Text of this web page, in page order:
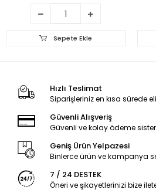
Sepete Ekle
Hızlı Teslimat
Siparişleriniz en kısa sürede
Güvenli Alışveriş
Güvenli ve kolay ödeme
Geniş Ürün Yelpazesi
Binlerce ürün ve kampanya
7 / 24 DESTEK
Öneri ve şikayetlerinizi bize